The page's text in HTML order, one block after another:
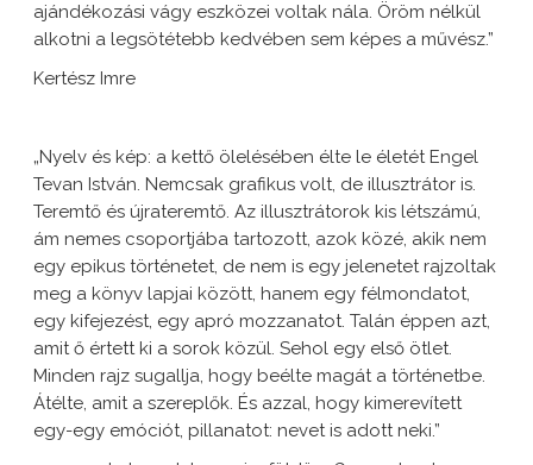
ajándékozási vágy eszközei voltak nála. Öröm nélkül
alkotni a legsötétebb kedvében sem képes a művész.”
Kertész Imre
„Nyelv és kép: a kettő ölelésében élte le életét Engel
Tevan István. Nemcsak grafikus volt, de illusztrátor is.
Teremtő és újrateremtő. Az illusztrátorok kis létszámú,
ám nemes csoportjába tartozott, azok közé, akik nem
egy epikus történetet, de nem is egy jelenetet rajzoltak
meg a könyv lapjai között, hanem egy félmondatot,
egy kifejezést, egy apró mozzanatot. Talán éppen azt,
amit ő értett ki a sorok közül. Sehol egy első ötlet.
Minden rajz sugallja, hogy beélte magát a történetbe.
Átélte, amit a szereplők. És azzal, hogy kimerevített
egy-egy emóciót, pillanatot: nevet is adott neki.”